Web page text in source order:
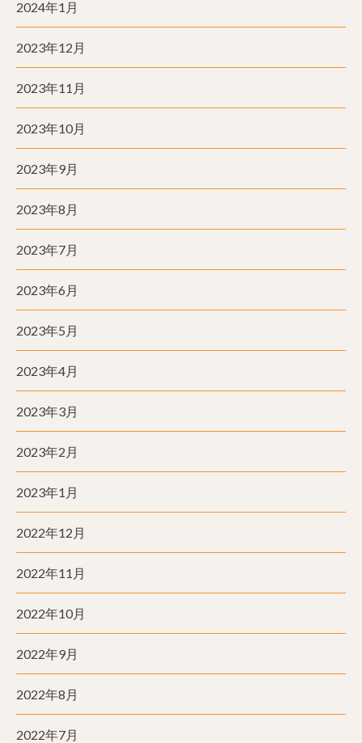
2024年1月
2023年12月
2023年11月
2023年10月
2023年9月
2023年8月
2023年7月
2023年6月
2023年5月
2023年4月
2023年3月
2023年2月
2023年1月
2022年12月
2022年11月
2022年10月
2022年9月
2022年8月
2022年7月